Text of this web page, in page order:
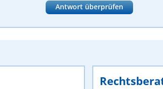
Antwort überprüfen